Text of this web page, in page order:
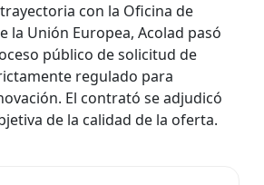
con la Oficina de
la Unión Europea, Acolad pasó
público de solicitud de
regulado para
El contrató se adjudicó
de la calidad de la oferta.